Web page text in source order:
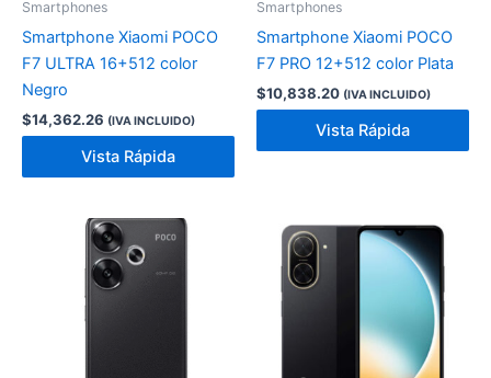
Smartphones
Smartphone Xiaomi POCO
F7 ULTRA 16+512 color
Negro
$14,362.26 (IVA INCLUIDO)
Vista Rápida
Smartphones
Smartphone Xiaomi POCO
F7 PRO 12+512 color Plata
$10,838.20 (IVA INCLUIDO)
Vista Rápida